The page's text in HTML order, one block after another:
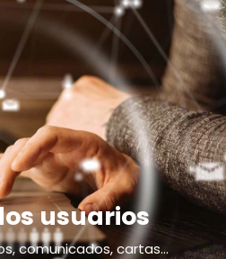
usuarios
comunicados, cartas...